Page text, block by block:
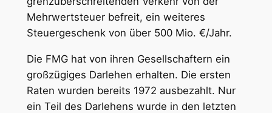
Mehrwertsteuer befreit, ein weiteres
Steuergeschenk von über 500 Mio. €/Jahr.
Die FMG hat von ihren Gesellschaftern ein
großzügiges Darlehen erhalten. Die ersten
Raten wurden bereits 1972 ausbezahlt. Nur
ein Teil des Darlehens wurde in den letzten